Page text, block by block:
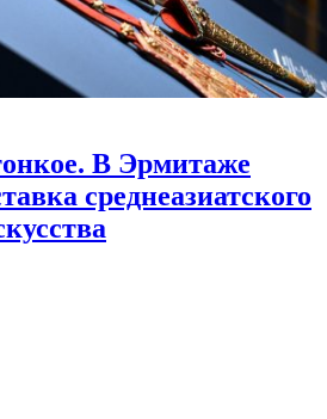
В Эрмитаже
среднеазиатского